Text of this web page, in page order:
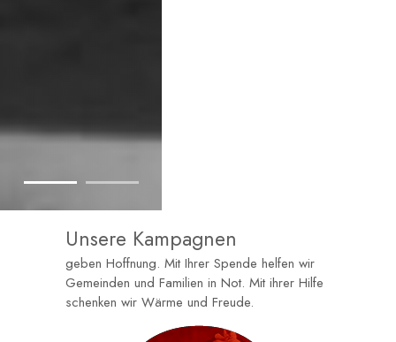
Unsere Kampagnen
geben Hoffnung. Mit Ihrer Spende helfen wir
Gemeinden und Familien in Not. Mit ihrer Hilfe
schenken wir Wärme und Freude.